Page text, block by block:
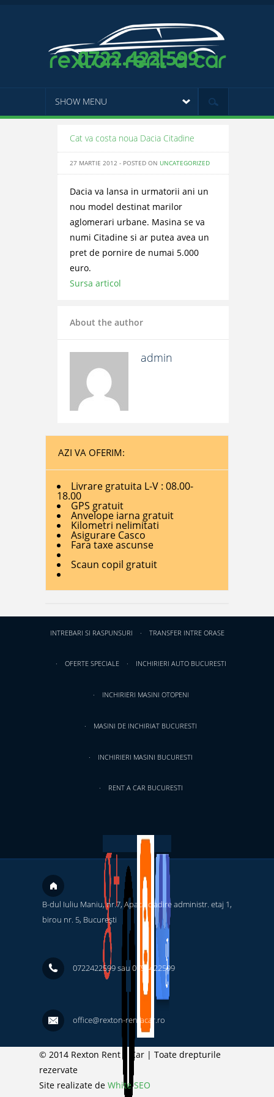
0722.422.599
SHOW MENU
Cat va costa noua Dacia Citadine
27 MARTIE 2012 - POSTED ON UNCATEGORIZED
Dacia va lansa in urmatorii ani un
nou model destinat marilor
aglomerari urbane. Masina se va
numi Citadine si ar putea avea un
pret de pornire de numai 5.000
euro.
Sursa articol
About the author
admin
AZI VA OFERIM:
Livrare gratuita L-V : 08.00-
18.00
GPS gratuit
Anvelope iarna gratuit
Kilometri nelimitati
Asigurare Casco
Fara taxe ascunse
Scaun copil gratuit
INTREBARI SI RASPUNSURI TRANSFER INTRE ORASE
OFERTE SPECIALE INCHIRIERI AUTO BUCURESTI
INCHIRIERI MASINI OTOPENI
MASINI DE INCHIRIAT BUCURESTI
INCHIRIERI MASINI BUCURESTI
RENT A CAR BUCURESTI
B-dul Iuliu Maniu, nr.7, Apaca cladire administr. etaj 1,
birou nr. 5, București ‎
0722422599 sau 0754422599
office@rexton-rentacar.ro
© 2014 Rexton Rent a Car | Toate drepturile
rezervate
Site realizate de White SEO